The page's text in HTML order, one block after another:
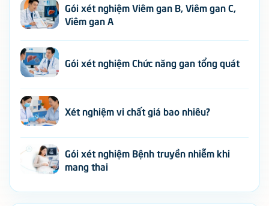
Gói xét nghiệm Viêm gan B, Viêm gan C,
Viêm gan A
Gói xét nghiệm Chức năng gan tổng quát
Xét nghiệm vi chất giá bao nhiêu?
Gói xét nghiệm Bệnh truyền nhiễm khi
mang thai